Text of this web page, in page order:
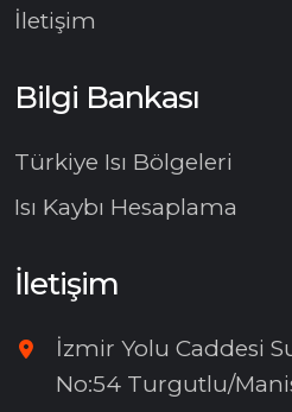
İletişim
Bilgi Bankası
Türkiye Isı Bölgeleri
Isı Kaybı Hesaplama
İletişim
İzmir Yolu Caddesi
No:54 Turgutlu/